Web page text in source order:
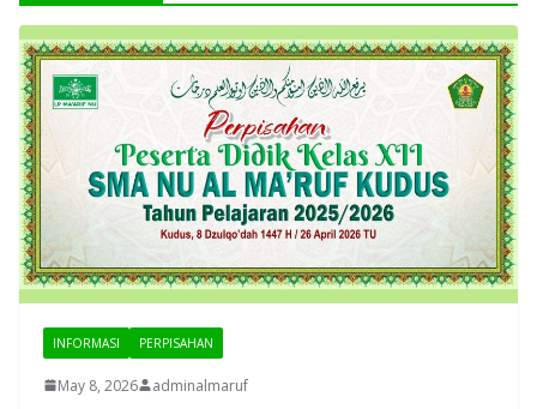
INFORMASI PERPISAHAN
May 8, 2026 adminalmaruf